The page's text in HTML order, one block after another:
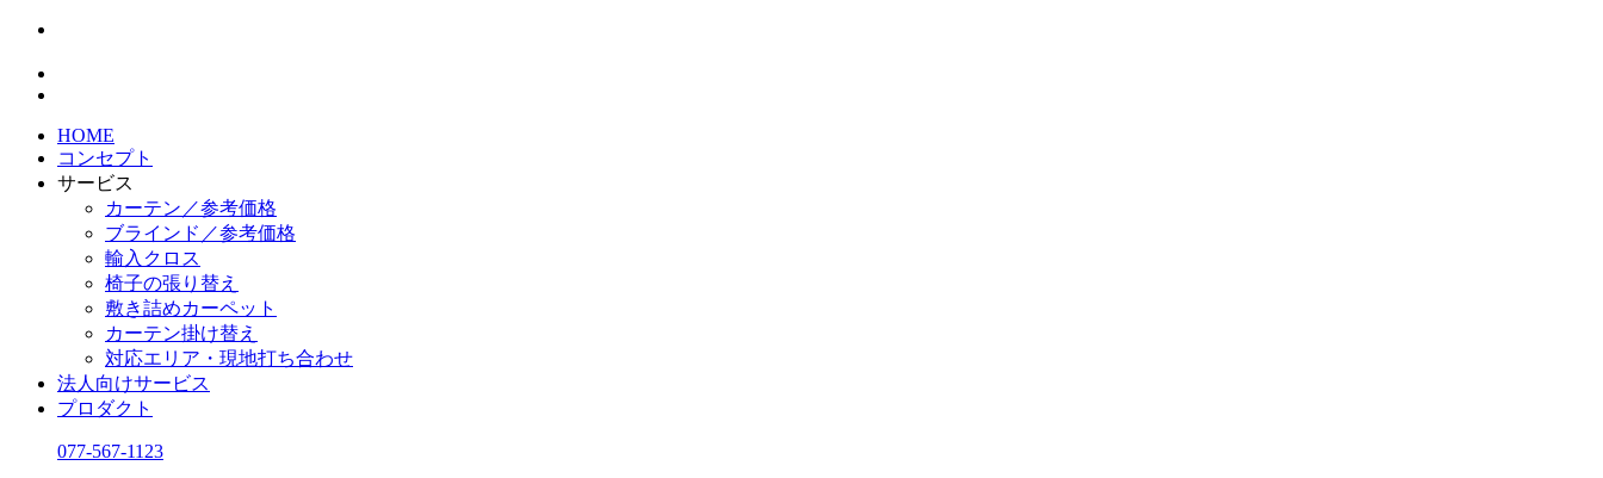
HOME
コンセプト
サービス
カーテン／参考価格
ブラインド／参考価格
輸入クロス
椅子の張り替え
敷き詰めカーペット
カーテン掛け替え
対応エリア・現地打ち合わせ
法人向けサービス
プロダクト
077-567-1123